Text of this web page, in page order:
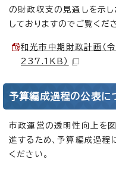
の財政収支の見通しを示
しておりますのでご覧くだ
和光市中期財政計画（
237.1KB）
予算編成過程の公表に
市政運営の透明性向上を
進するため、予算編成過程
ください。